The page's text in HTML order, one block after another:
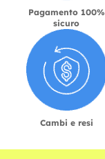
Pagamento 100%
sicuro
Cambi e resi